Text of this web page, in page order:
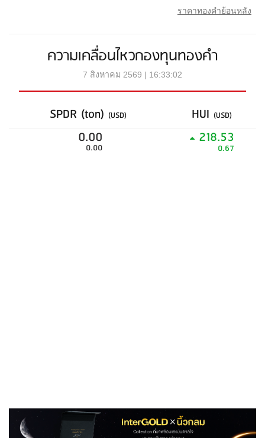
ราคาทองคำย้อนหลัง
ความเคลื่อนไหวกองทุนทองคำ
7 สิงหาคม 2569 | 16:33:02
SPDR (ton) (USD) HUI (USD)
0.00
0.00
218.53
0.67